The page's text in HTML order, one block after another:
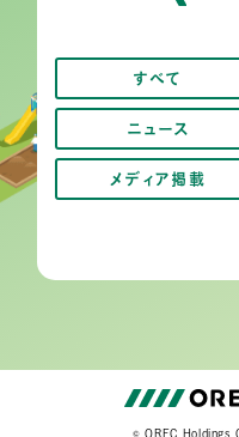
すべて
ニュース
メディア掲載
© OREC Holdings